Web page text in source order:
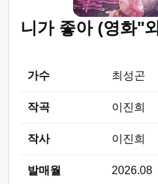
니가 좋아 (영화"
가수 최성곤
작곡 이진희
작사 이진희
발매월 2026.08